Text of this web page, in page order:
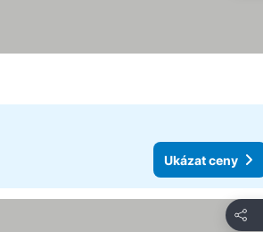
Ukázat ceny
Sdílet